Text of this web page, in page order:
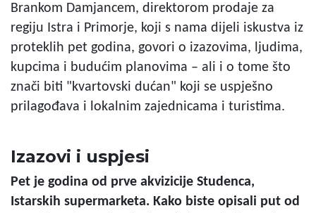
Brankom Damjancem, direktorom prodaje za
regiju Istra i Primorje, koji s nama dijeli iskustva iz
proteklih pet godina, govori o izazovima, ljudima,
kupcima i budućim planovima – ali i o tome što
znači biti "kvartovski dućan" koji se uspješno
prilagođava i lokalnim zajednicama i turistima.
Izazovi i uspjesi
Pet je godina od prve akvizicije Studenca,
Istarskih supermarketa. Kako biste opisali put od